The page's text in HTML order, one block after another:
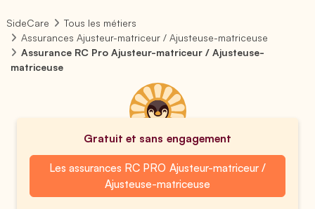
SideCare
Tous les métiers
Assurances Ajusteur-matriceur / Ajusteuse-matriceuse
Assurance RC Pro Ajusteur-matriceur / Ajusteuse-
matriceuse
Gratuit et sans engagement
Les assurances RC PRO Ajusteur-matriceur /
Ajusteuse-matriceuse